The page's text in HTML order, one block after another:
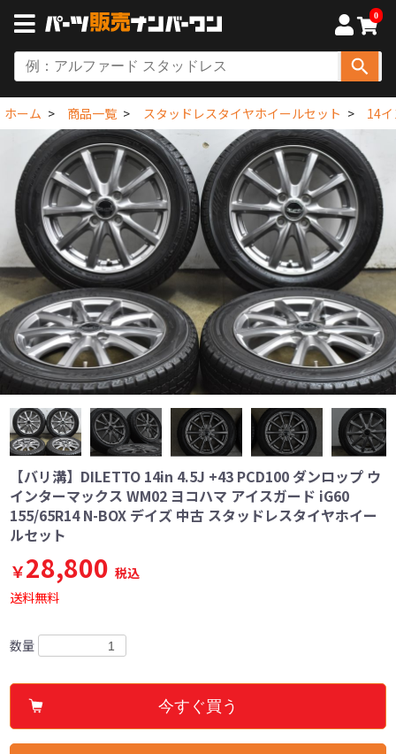
0
ホーム 商品一覧 スタッドレスタイヤホイールセット 14
【バリ溝】DILETTO 14in 4.5J +43 PCD100 ダンロップ ウ
インターマックス WM02 ヨコハマ アイスガード iG60
155/65R14 N-BOX デイズ 中古 スタッドレスタイヤホイー
ルセット
￥28,800 税込
送料無料
数量
今すぐ買う